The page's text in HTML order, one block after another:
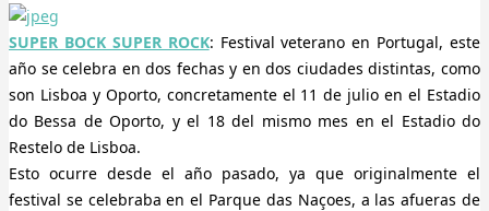
SUPER BOCK SUPER ROCK: Festival veterano en Portugal, este
año se celebra en dos fechas y en dos ciudades distintas, como
son Lisboa y Oporto, concretamente el 11 de julio en el Estadio
do Bessa de Oporto, y el 18 del mismo mes en el Estadio do
Restelo de Lisboa.
Esto ocurre desde el año pasado, ya que originalmente el
festival se celebraba en el Parque das Naçoes, a las afueras de